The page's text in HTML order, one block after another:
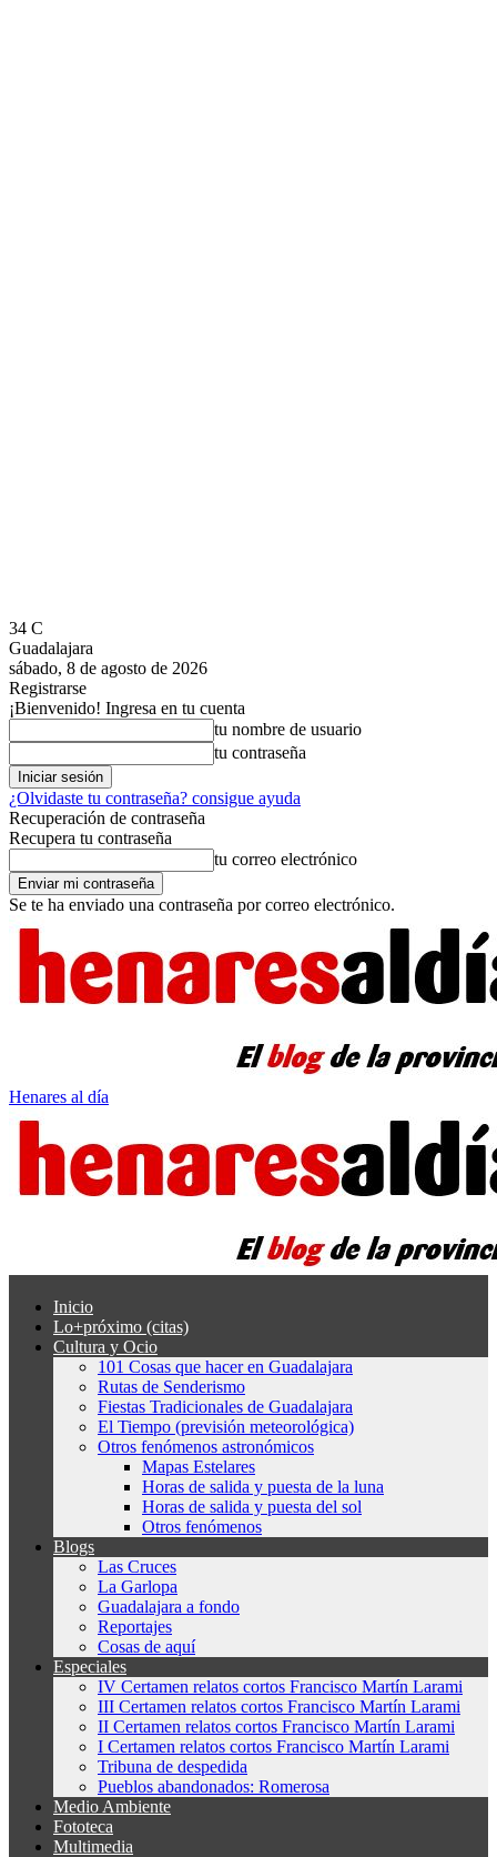
34 C
Guadalajara
sábado, 8 de agosto de 2026
Registrarse
¡Bienvenido! Ingresa en tu cuenta
tu nombre de usuario
tu contraseña
¿Olvidaste tu contraseña? consigue ayuda
Recuperación de contraseña
Recupera tu contraseña
tu correo electrónico
Se te ha enviado una contraseña por correo electrónico.
Henares al día
Inicio
Lo+próximo (citas)
Cultura y Ocio
101 Cosas que hacer en Guadalajara
Rutas de Senderismo
Fiestas Tradicionales de Guadalajara
El Tiempo (previsión meteorológica)
Otros fenómenos astronómicos
Mapas Estelares
Horas de salida y puesta de la luna
Horas de salida y puesta del sol
Otros fenómenos
Blogs
Las Cruces
La Garlopa
Guadalajara a fondo
Reportajes
Cosas de aquí
Especiales
IV Certamen relatos cortos Francisco Martín Larami
III Certamen relatos cortos Francisco Martín Larami
II Certamen relatos cortos Francisco Martín Larami
I Certamen relatos cortos Francisco Martín Larami
Tribuna de despedida
Pueblos abandonados: Romerosa
Medio Ambiente
Fototeca
Multimedia